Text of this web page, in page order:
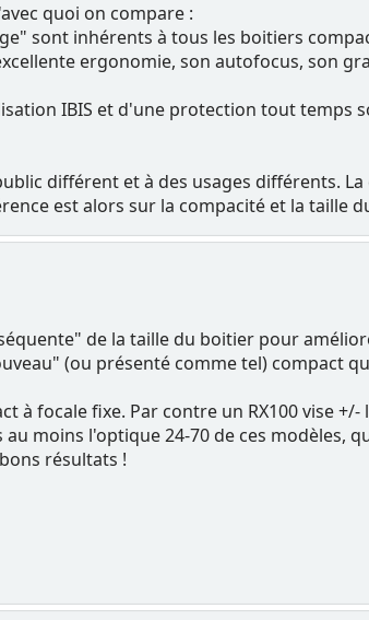
quoi on compare :
sont inhérents à tous les boitiers
ergonomie, son autofocus, son
IBIS et d'une protection tout temps
différent et à des usages différents.
est alors sur la compacité et la taille
de la taille du boitier pour
(ou présenté comme tel) compact
focale fixe. Par contre un RX100 vise +/-
moins l'optique 24-70 de ces modèles,
résultats !